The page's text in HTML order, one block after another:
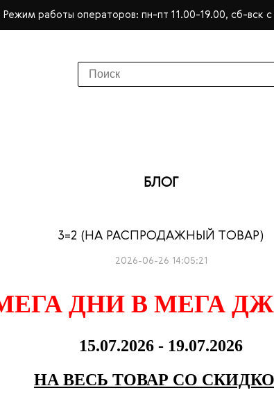
Режим работы операторов: пн-пт 11.00-19.00, сб-вск с
БЛОГ
3=2 (НА РАСПРОДАЖНЫЙ ТОВАР)
2026-06-26 14:05:21
ДНИ В МЕГА
15.07.2026 - 19.07.2026
НА ВЕСЬ ТОВАР СО